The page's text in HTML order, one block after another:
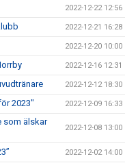
2022-12-22 12:56
2022-12-21 16:28
2022-12-20 10:00
2022-12-16 12:31
2022-12-12 18:30
2023" 2022-12-09 16:33
som älskar
2022-12-08 13:00
2022-12-02 14:00